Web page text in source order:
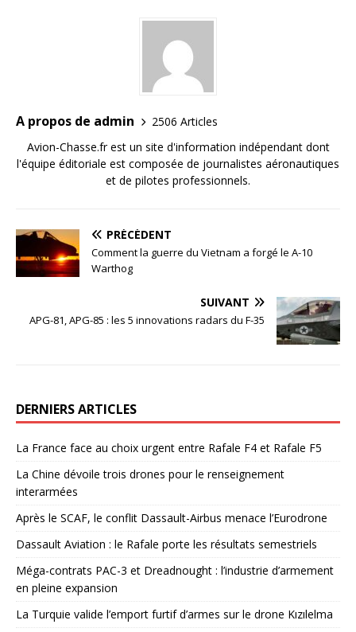
A propos de admin
2506 Articles
Avion-Chasse.fr est un site d'information indépendant dont
l'équipe éditoriale est composée de journalistes aéronautiques
et de pilotes professionnels.
PRÉCÉDENT
Comment la guerre du Vietnam a forgé le A-10
Warthog
SUIVANT
APG-81, APG-85 : les 5 innovations radars du F-35
DERNIERS ARTICLES
La France face au choix urgent entre Rafale F4 et Rafale F5
La Chine dévoile trois drones pour le renseignement
interarmées
Après le SCAF, le conflit Dassault-Airbus menace l’Eurodrone
Dassault Aviation : le Rafale porte les résultats semestriels
Méga-contrats PAC-3 et Dreadnought : l’industrie d’armement
en pleine expansion
La Turquie valide l’emport furtif d’armes sur le drone Kızılelma